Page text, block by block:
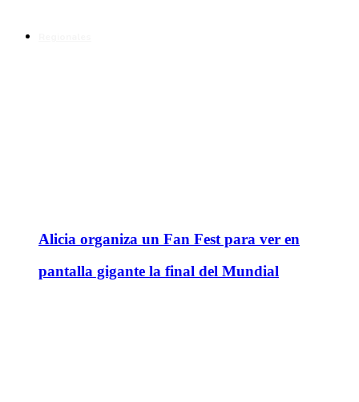
Alicia organiza un Fan Fest para ver en
pantalla gigante la final del Mundial